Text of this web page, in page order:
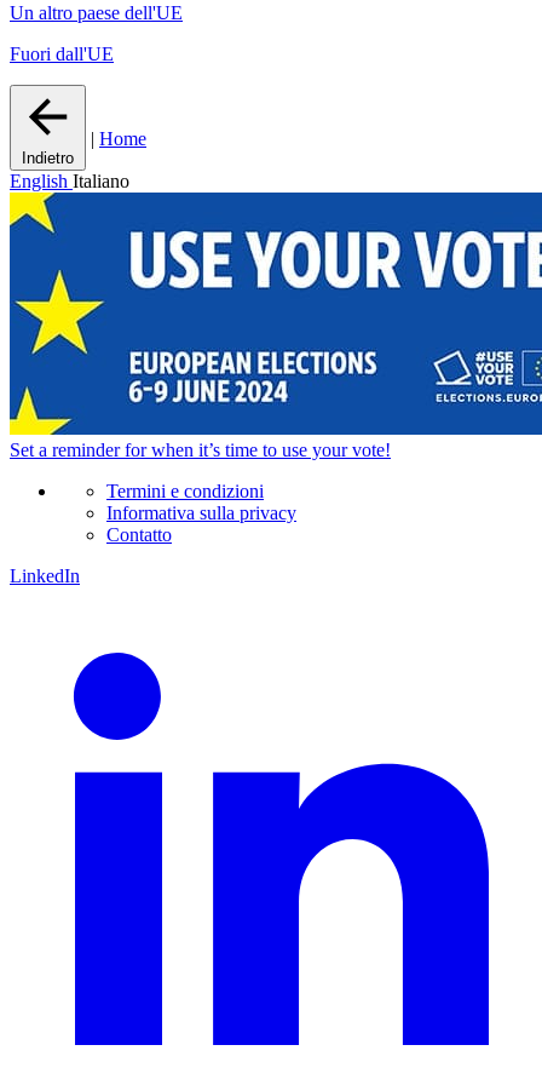
Un altro paese dell'UE
Fuori dall'UE
Indietro
| Home
English Italiano
Set a reminderfor when it’s time to use your vote!
Termini e condizioni
Informativa sulla privacy
Contatto
LinkedIn